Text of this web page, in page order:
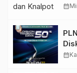
calendar_month
calendar_month